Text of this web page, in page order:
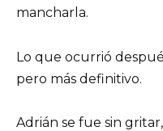
mancharla.
Lo que ocurrió
pero más definitivo.
Adrián se fue sin